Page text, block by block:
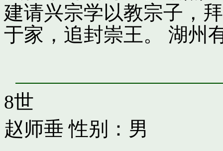
建请兴宗学以教宗子，
于家，追封崇王。 湖州
8世
赵师垂 性别：男